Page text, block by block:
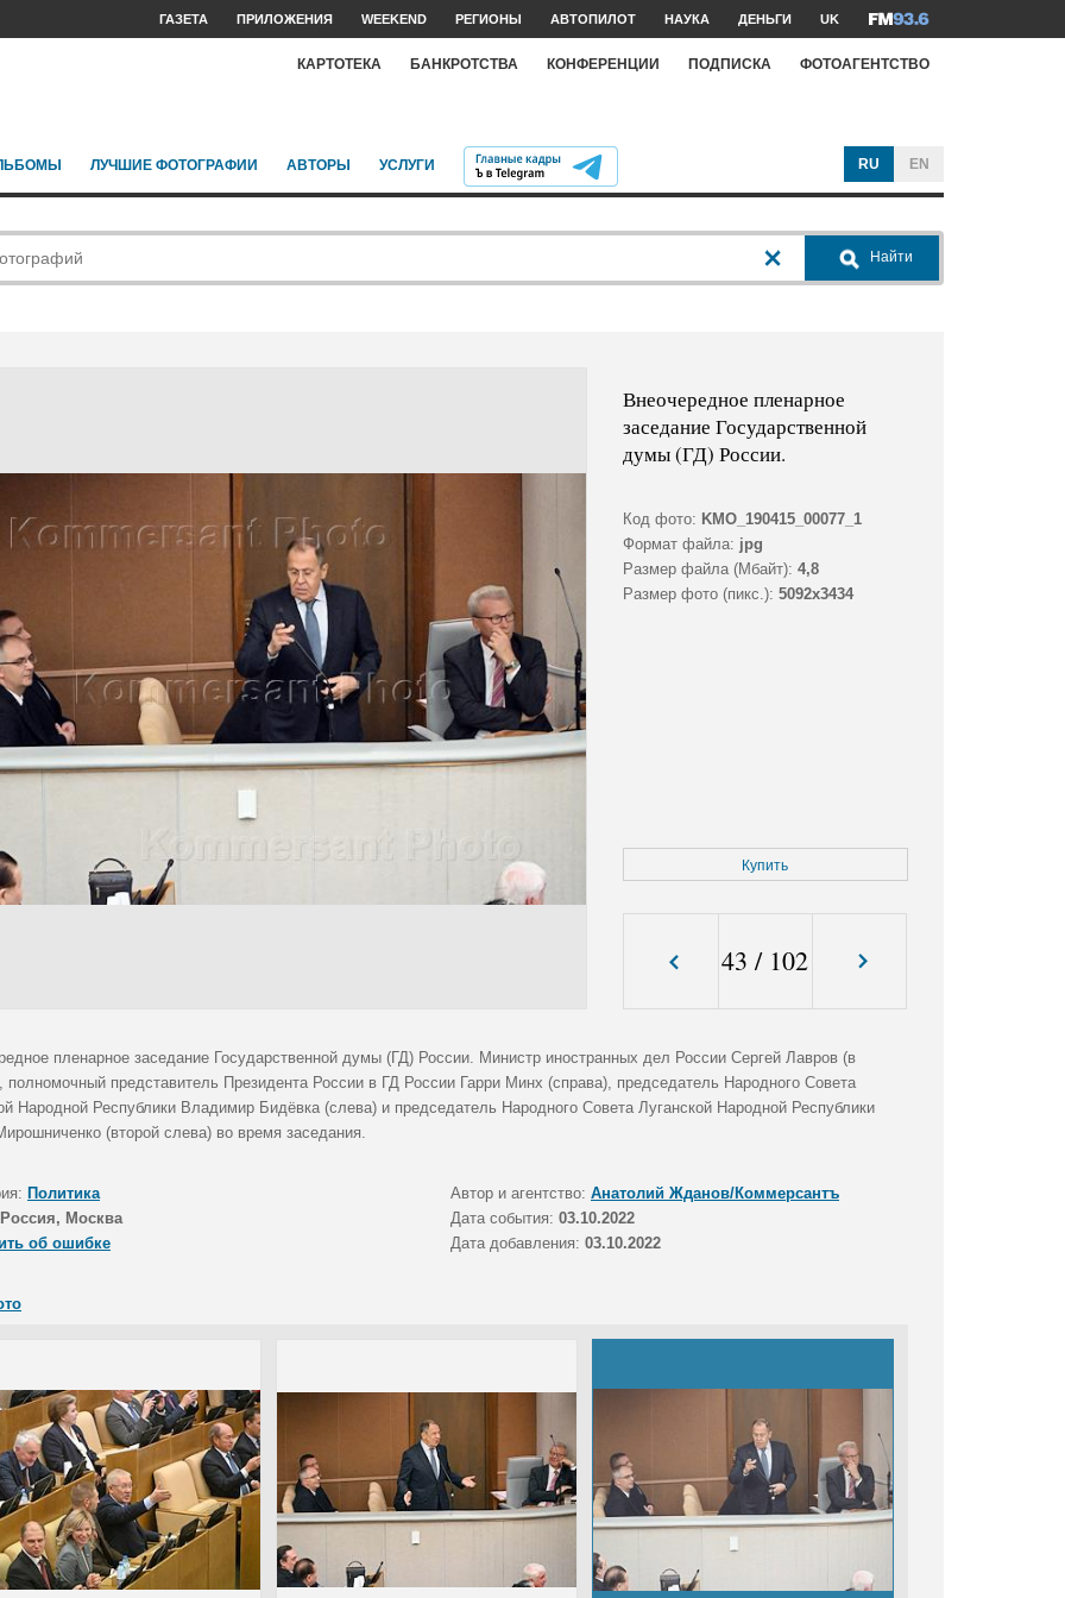
ГАЗЕТА ПРИЛОЖЕНИЯ WEEKEND РЕГИОНЫ АВТОПИЛОТ НАУКА ДЕНЬГИ UK
КАРТОТЕКА БАНКРОТСТВА КОНФЕРЕНЦИИ ПОДПИСКА ФОТОАГЕНТСТВО
ЛУЧШИЕ ФОТОГРАФИИ АВТОРЫ УСЛУГИ RU EN
Найти
Внеочередное пленарное
заседание Государственной
думы (ГД) России.
Код фото: KMO_190415_00077_1
Формат файла: jpg
Размер файла (Мбайт): 4,8
Размер фото (пикс.): 5092x3434
Купить
43 / 102
пленарное заседание Государственной думы (ГД) России. Министр иностранных дел России Сергей Лавров (в
полномочный представитель Президента России в ГД России Гарри Минх (справа), председатель Народного Совета
Народной Республики Владимир Бидёвка (слева) и председатель Народного Совета Луганской Народной Республики
(второй слева) во время заседания.
Политика Автор и агентство: Анатолий Жданов/Коммерсантъ
Россия, Москва Дата события: 03.10.2022
об ошибке
Дата добавления: 03.10.2022